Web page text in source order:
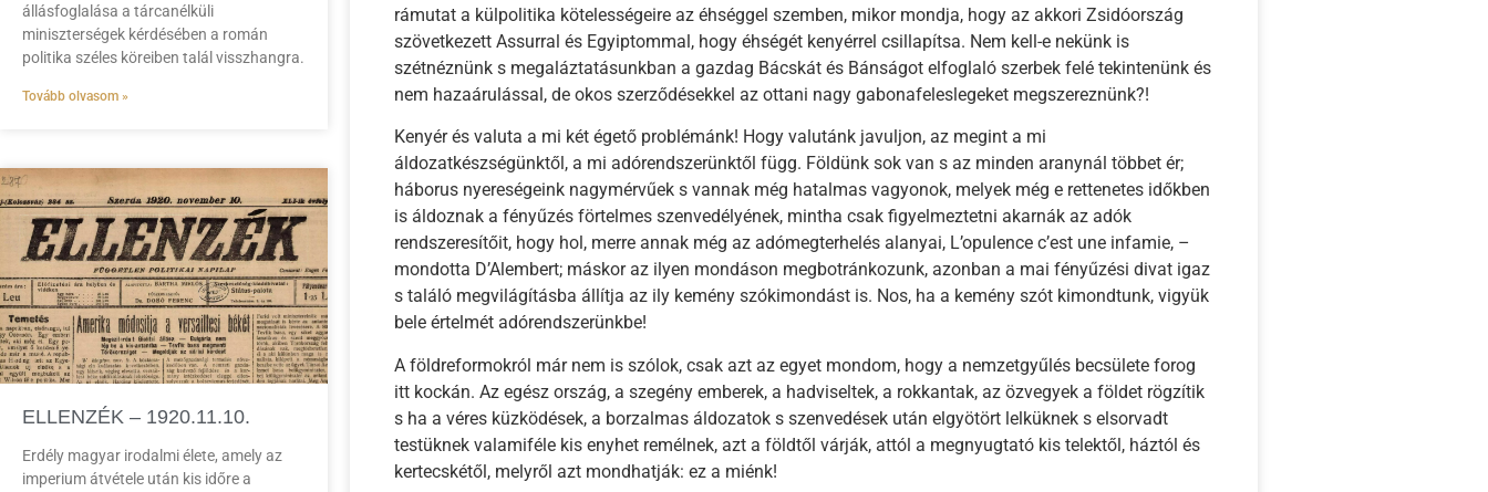
állásfoglalása a tárcanélküli
miniszterségek kérdésében a román
politika széles köreiben talál visszhangra.
Tovább olvasom »
ELLENZÉK – 1920.11.10.
Erdély magyar irodalmi élete, amely az
imperium átvétele után kis időre a
rámutat a külpolitika kötelességeire az éhséggel szemben, mikor mondja, hogy az akkori Zsidóország
szövetkezett Assurral és Egyiptommal, hogy éhségét kenyérrel csillapítsa. Nem kell-e nekünk is
szétnéznünk s megaláztatásunkban a gazdag Bácskát és Bánságot elfoglaló szerbek felé tekintenünk és
nem hazaárulással, de okos szerződésekkel az ottani nagy gabonafeleslegeket megszereznünk?!
Kenyér és valuta a mi két égető problémánk! Hogy valutánk javuljon, az megint a mi
áldozatkészségünktől, a mi adórendszerünktől függ. Földünk sok van s az minden aranynál többet ér;
háborus nyereségeink nagymérvűek s vannak még hatalmas vagyonok, melyek még e rettenetes időkben
is áldoznak a fényűzés förtelmes szenvedélyének, mintha csak figyelmeztetni akarnák az adók
rendszeresítőit, hogy hol, merre annak még az adómegterhelés alanyai, L’opulence c’est une infamie, –
mondotta D’Alembert; máskor az ilyen mondáson megbotránkozunk, azonban a mai fényűzési divat igaz
s találó megvilágításba állítja az ily kemény szókimondást is. Nos, ha a kemény szót kimondtunk, vigyük
bele értelmét adórendszerünkbe!
A földreformokról már nem is szólok, csak azt az egyet mondom, hogy a nemzetgyűlés becsülete forog
itt kockán. Az egész ország, a szegény emberek, a hadviseltek, a rokkantak, az özvegyek a földet rögzítik
s ha a véres küzködések, a borzalmas áldozatok s szenvedések után elgyötört lelküknek s elsorvadt
testüknek valamiféle kis enyhet remélnek, azt a földtől várják, attól a megnyugtató kis telektől, háztól és
kertecskétől, melyről azt mondhatják: ez a miénk!